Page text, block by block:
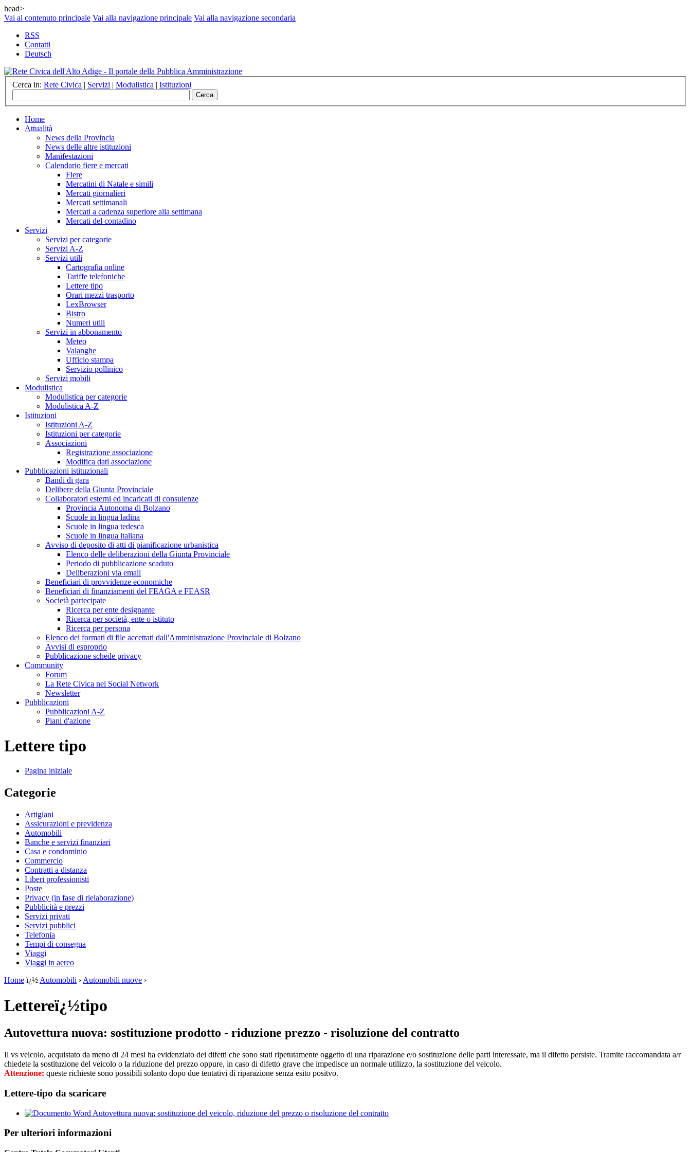
head>
Vai al contenuto principale Vai alla navigazione principale Vai alla navigazione secondaria
RSS
Contatti
Deutsch
Cerca in: Rete Civica | Servizi | Modulistica | Istituzioni
Home
Attualità
News della Provincia
News delle altre istituzioni
Manifestazioni
Calendario fiere e mercati
Fiere
Mercatini di Natale e simili
Mercati giornalieri
Mercati settimanali
Mercati a cadenza superiore alla settimana
Mercati del contadino
Servizi
Servizi per categorie
Servizi A-Z
Servizi utili
Cartografia online
Tariffe telefoniche
Lettere tipo
Orari mezzi trasporto
LexBrowser
Bistro
Numeri utili
Servizi in abbonamento
Meteo
Valanghe
Ufficio stampa
Servizio pollinico
Servizi mobili
Modulistica
Modulistica per categorie
Modulistica A-Z
Istituzioni
Istituzioni A-Z
Istituzioni per categorie
Associazioni
Registrazione associazione
Modifica dati associazione
Pubblicazioni istituzionali
Bandi di gara
Delibere della Giunta Provinciale
Collaboratori esterni ed incaricati di consulenze
Provincia Autonoma di Bolzano
Scuole in lingua ladina
Scuole in lingua tedesca
Scuole in lingua italiana
Avviso di deposito di atti di pianificazione urbanistica
Elenco delle deliberazioni della Giunta Provinciale
Periodo di pubblicazione scaduto
Deliberazioni via email
Beneficiari di provvidenze economiche
Beneficiari di finanziamenti del FEAGA e FEASR
Società partecipate
Ricerca per ente designante
Ricerca per società, ente o istituto
Ricerca per persona
Elenco dei formati di file accettati dall'Amministrazione Provinciale di Bolzano
Avvisi di esproprio
Pubblicazione schede privacy
Community
Forum
La Rete Civica nei Social Network
Newsletter
Pubblicazioni
Pubblicazioni A-Z
Piani d'azione
Lettere tipo
Pagina iniziale
Categorie
Artigiani
Assicurazioni e previdenza
Automobili
Banche e servizi finanziari
Casa e condominio
Commercio
Contratti a distanza
Liberi professionisti
Poste
Privacy (in fase di rielaborazione)
Pubblicità e prezzi
Servizi privati
Servizi pubblici
Telefonia
Tempi di consegna
Viaggi
Viaggi in aereo
Home ï¿½ Automobili › Automobili nuove ›
Lettereï¿½tipo
Autovettura nuova: sostituzione prodotto - riduzione prezzo - risoluzione del contratto
Il vs veicolo, acquistato da meno di 24 mesi ha evidenziato dei difetti che sono stati ripetutamente oggetto di una riparazione e/o sostituzione delle parti interessate, ma il difetto persiste. Tramite raccomandata a/r
chiedete la sostituzione del veicolo o la riduzione del prezzo oppure, in caso di difetto grave che impedisce un normale utilizzo, la sostituzione del veicolo.
Attenzione: queste richieste sono possibili solanto dopo due tentativi di riparazione senza esito positvo.
Lettere-tipo da scaricare
Autovettura nuova: sostituzione del veicolo, riduzione del prezzo o risoluzione del contratto
Per ulteriori informazioni